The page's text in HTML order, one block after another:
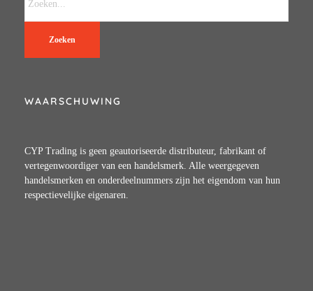
Zoeken
WAARSCHUWING
CYP Trading is geen geautoriseerde distributeur, fabrikant of
vertegenwoordiger van een handelsmerk. Alle weergegeven
handelsmerken en onderdeelnummers zijn het eigendom van hun
respectievelijke eigenaren.